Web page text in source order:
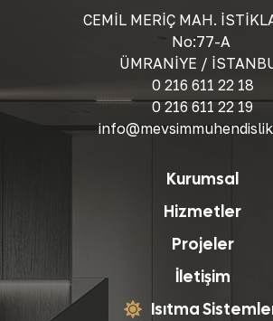
CEMİL MERİÇ MAH.
No:77-A
ÜMRANİYE /
0 216 611 22 18
0 216 611 22 19
Kurumsal
Hizmetler
Projeler
İletişim
Isıtma